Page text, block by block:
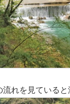
れを見ていると